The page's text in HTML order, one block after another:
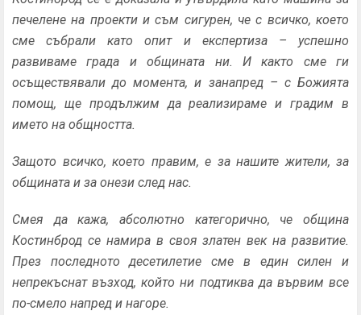
печелене на проекти и съм сигурен, че с всичко, което
сме събрали като опит и експертиза – успешно
развиваме града и общината ни. И както сме ги
осъществявали до момента, и занапред – с Божията
помощ, ще продължим да реализираме и градим в
името на общността.
Защото всичко, което правим, е за нашите жители, за
общината и за онези след нас.
Смея да кажа, абсолютно категорично, че община
Костинброд се намира в своя златен век на развитие.
През последното десетилетие сме в един силен и
непрекъснат възход, който ни подтиква да вървим все
по-смело напред и нагоре.